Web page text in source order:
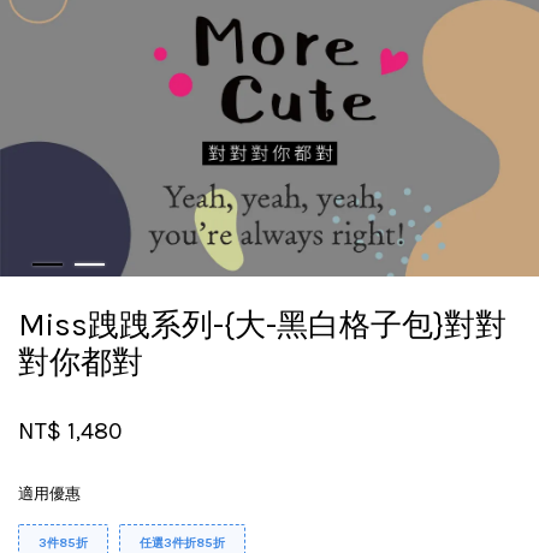
Miss跩跩系列-{大-黑白格子包}對對
對你都對
NT$ 1,480
適用優惠
3件85折 任選3件折85折